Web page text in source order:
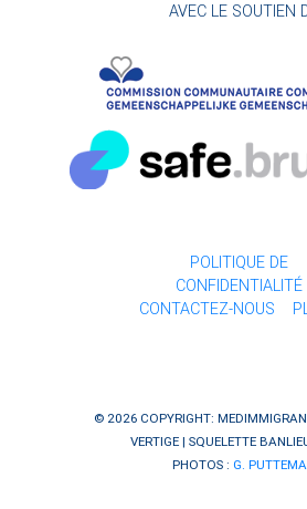
AVEC LE SOUTIEN
POLITIQUE DE
CONFIDENTIALITÉ
CONTACTEZ-NOUS
© 2026 COPYRIGHT:
VERTIGE| SQUELETTE
PHOTOS : G.